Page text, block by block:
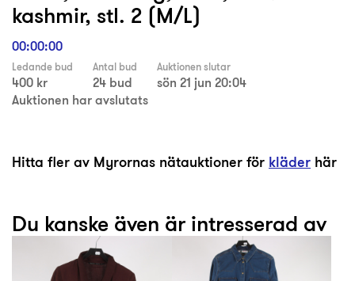
kashmir, stl. 2 (M/L)
00:00:00
Ledande bud
400 kr
Antal bud
24 bud
Auktionen slutar
sön 21 jun 20:04
Auktionen har avslutats
Hitta fler av Myrornas nätauktioner för kläder här
Du kanske även är intresserad av